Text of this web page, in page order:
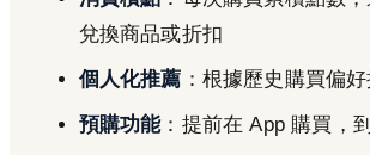
兌換商品或折扣
個人化推薦 ：根據歷史購買偏
預購功能：提前在 App 購買，